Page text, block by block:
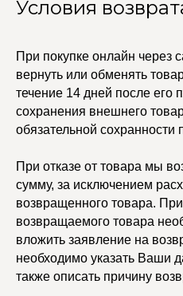
Условия
При покупке онлайн через
вернуть или обменять
течение 14 дней после его
сохранения внешнего
обязательной сохранности
При отказе от товара мы
сумму, за исключением
возвращенного товара.
возвращаемого товара
вложить заявление на
необходимо указать Ваши
также описать причину
УЧАСТВУЙТЕ В НАШЕЙ
СИСТЕМЕ ЛОЯЛЬНОСТИ
КАТАЛОГ
Бодичейны
УСЛУГИ
Стилист на
Договор
Политика
Кольца
Браслеты
Колье
Каффы
Серьги
Изделия на
Регистрация